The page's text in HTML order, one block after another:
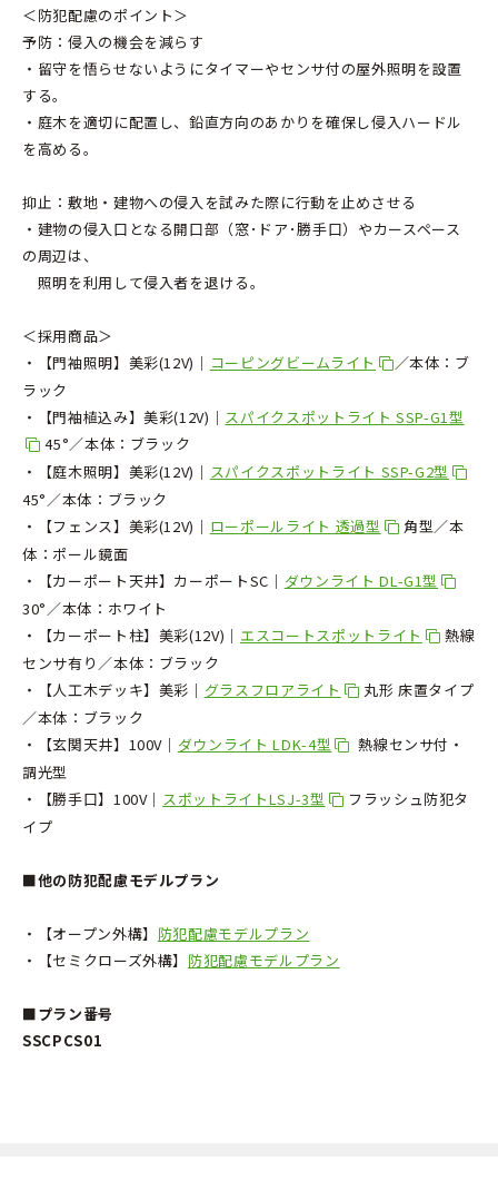
＜防犯配慮のポイント＞
予防：侵入の機会を減らす
・留守を悟らせないようにタイマーやセンサ付の屋外照明を設置
する。
・庭木を適切に配置し、鉛直方向のあかりを確保し侵入ハードル
を高める。
抑止：敷地・建物への侵入を試みた際に行動を止めさせる
・建物の侵入口となる開口部（窓･ドア･勝手口）やカースペース
の周辺は、
照明を利用して侵入者を退ける。
＜採用商品＞
・【門袖照明】美彩(12V)│ コーピングビームライト
／本体：ブ
ラック
・【門袖植込み】美彩(12V)│ スパイクスポットライト SSP-G1型
45°／本体：ブラック
・【庭木照明】美彩(12V)│ スパイクスポットライト SSP-G2型
45°／本体：ブラック
・【フェンス】美彩(12V)│ ローポールライト 透過型
角型／本
体：ポール鏡面
・【カーポート天井】カーポートSC│ ダウンライト DL-G1型
30°／本体：ホワイト
・【カーポート柱】美彩(12V)│ エスコートスポットライト
熱線
センサ有り／本体：ブラック
・【人工木デッキ】美彩│ グラスフロアライト
丸形 床置タイプ
／本体：ブラック
・【玄関天井】100V│ ダウンライト LDK-4型
熱線センサ付・
調光型
・【勝手口】100V│ スポットライトLSJ-3型
フラッシュ防犯タ
イプ
■他の防犯配慮モデルプラン
・【オープン外構】 防犯配慮モデルプラン
・【セミクローズ外構】 防犯配慮モデルプラン
■プラン番号
SSCPCS01